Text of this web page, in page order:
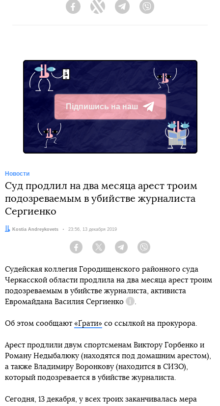
FacebookTwitter Telegram
Підпишись на наш
Telegram
Новости
Суд продлил на два месяца арест троим
подозреваемым в убийстве журналиста
Сергиенко
Автор:Kostia Andreykovets Дата:
23:56, 13 декабря 2019
Facebook Twitter Telegram
Судейская коллегия Городищенского районного суда
Черкасской области продлила на два месяца арест троим
подозреваемым в убийстве журналиста, активиста
Евромайдана Василия Сергиенко
Справка
.
Об этом сообщают «Ґрати» со ссылкой на прокурора.
Арест продлили двум спортсменам Виктору Горбенко и
Роману Недыбалюку (находятся под домашним арестом),
а также Владимиру Воронкову (находится в СИЗО),
который подозревается в убийстве журналиста.
Сегодня, 13 декабря, у всех троих заканчивалась мера